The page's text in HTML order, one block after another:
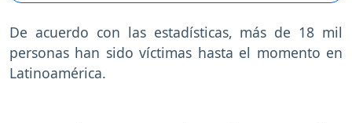
De acuerdo con las estadísticas, más de 18 mil
personas han sido víctimas hasta el momento en
Latinoamérica.